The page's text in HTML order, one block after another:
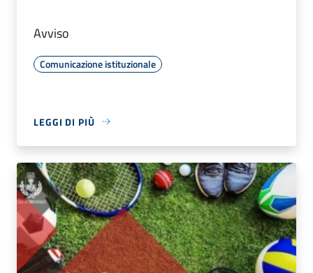
Avviso
Comunicazione istituzionale
LEGGI DI PIÙ